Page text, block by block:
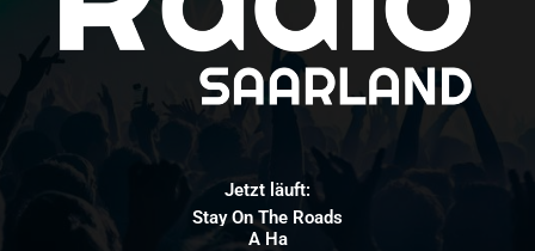
Jetzt läuft:
Stay On The Roads
A Ha